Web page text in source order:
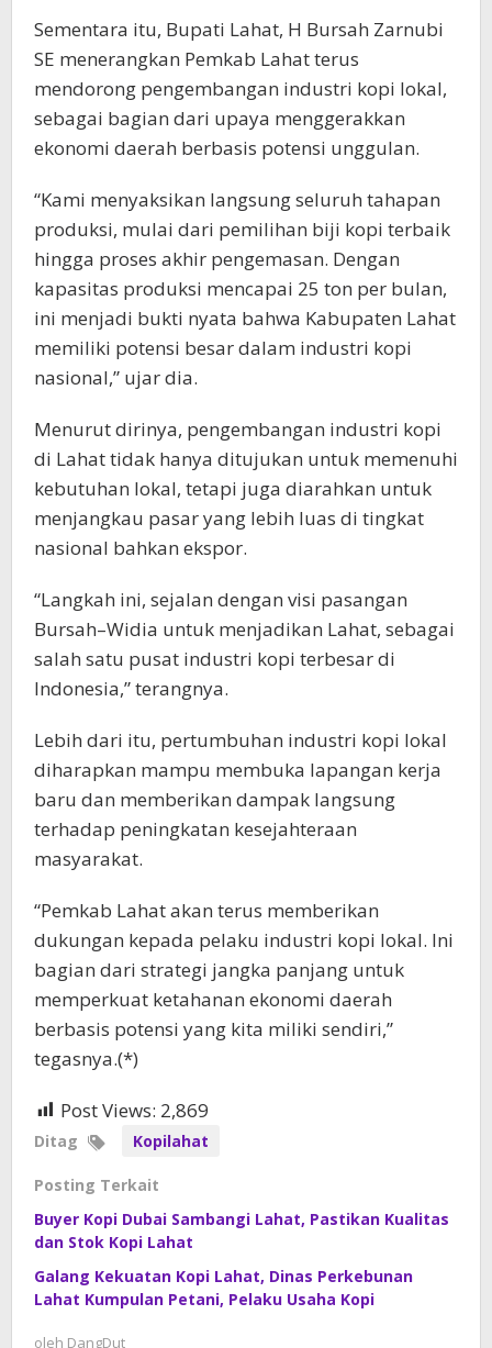
Sementara itu, Bupati Lahat, H Bursah Zarnubi
SE menerangkan Pemkab Lahat terus
mendorong pengembangan industri kopi lokal,
sebagai bagian dari upaya menggerakkan
ekonomi daerah berbasis potensi unggulan.
“Kami menyaksikan langsung seluruh tahapan
produksi, mulai dari pemilihan biji kopi terbaik
hingga proses akhir pengemasan. Dengan
kapasitas produksi mencapai 25 ton per bulan,
ini menjadi bukti nyata bahwa Kabupaten Lahat
memiliki potensi besar dalam industri kopi
nasional,” ujar dia.
Menurut dirinya, pengembangan industri kopi
di Lahat tidak hanya ditujukan untuk memenuhi
kebutuhan lokal, tetapi juga diarahkan untuk
menjangkau pasar yang lebih luas di tingkat
nasional bahkan ekspor.
“Langkah ini, sejalan dengan visi pasangan
Bursah–Widia untuk menjadikan Lahat, sebagai
salah satu pusat industri kopi terbesar di
Indonesia,” terangnya.
Lebih dari itu, pertumbuhan industri kopi lokal
diharapkan mampu membuka lapangan kerja
baru dan memberikan dampak langsung
terhadap peningkatan kesejahteraan
masyarakat.
“Pemkab Lahat akan terus memberikan
dukungan kepada pelaku industri kopi lokal. Ini
bagian dari strategi jangka panjang untuk
memperkuat ketahanan ekonomi daerah
berbasis potensi yang kita miliki sendiri,”
tegasnya.(*)
Post Views: 2,869
Ditag Kopilahat
Posting Terkait
Buyer Kopi Dubai Sambangi Lahat, Pastikan Kualitas
dan Stok Kopi Lahat
Galang Kekuatan Kopi Lahat, Dinas Perkebunan
Lahat Kumpulan Petani, Pelaku Usaha Kopi
oleh DangDut